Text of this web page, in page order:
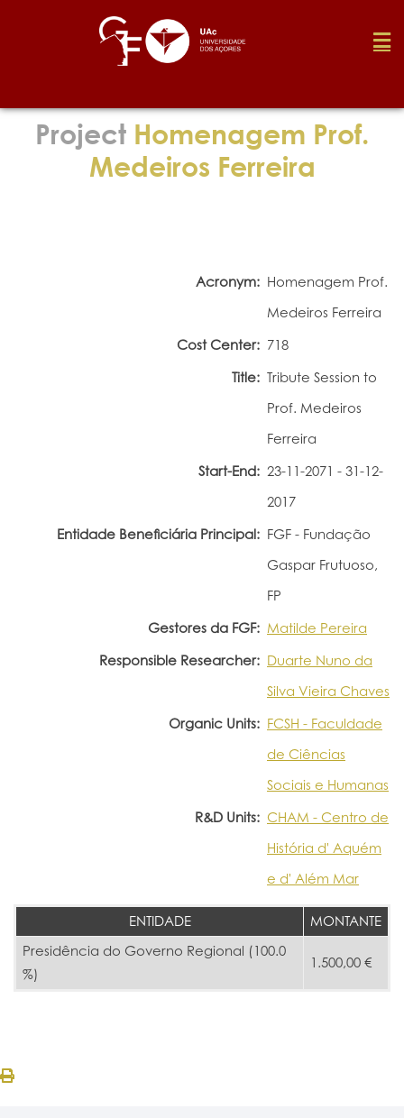
Foundation
Project Homenagem Prof.
Medeiros Ferreira
Acronym: Homenagem Prof.
Medeiros Ferreira
Cost Center: 718
Title: Tribute Session to
Prof. Medeiros
Ferreira
Start-End: 23-11-2071 - 31-12-
2017
Entidade Beneficiária Principal: FGF - Fundação
Gaspar Frutuoso,
FP
Gestores da FGF: Matilde Pereira
Responsible Researcher: Duarte Nuno da
Silva Vieira Chaves
Organic Units: FCSH - Faculdade
de Ciências
Sociais e Humanas
R&D Units: CHAM - Centro de
História d' Aquém
e d' Além Mar
ENTIDADE
MONTANTE
Presidência do Governo Regional (100.0
%)
1.500,00 €